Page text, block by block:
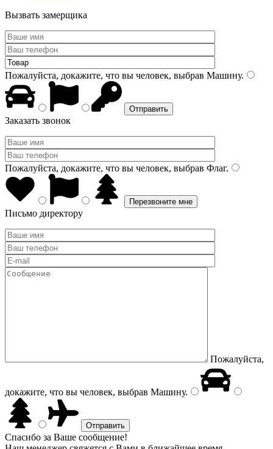
Вызвать замерщика
Пожалуйста, докажите, что вы человек, выбрав Машину.
Заказать звонок
Пожалуйста, докажите, что вы человек, выбрав Флаг.
Письмо директору
Пожалуйста,
докажите, что вы человек, выбрав Машину.
Спасибо за Ваше сообщение!